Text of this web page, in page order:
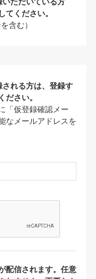
してください。
含む）
れる方は、登録す
さい。
「仮登録確認メー
なメールアドレスを
配信されます。任意